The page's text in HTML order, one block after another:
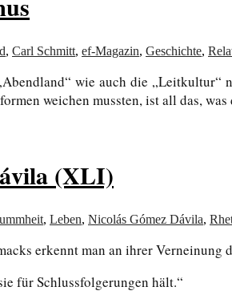
, Carl Schmitt, ef-Magazin, Geschichte,
wie auch die
weichen mussten, ist all das,
(XLI)
, Leben, Nicolás Gómez Dávila,
erkennt man an ihrer
für Schlussfolgerungen hält.“